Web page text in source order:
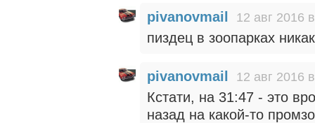
pivanovmail 12 авг 2016
пиздец в зоопарках
pivanovmail 12 авг 2016
Кстати, на 31:47 - это
назад на какой-то